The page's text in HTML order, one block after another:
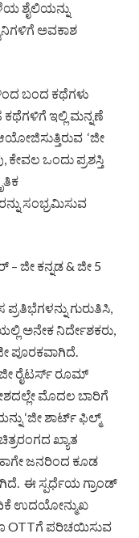
ಶೈಲಿಯನ್ನು
ಅವಕಾಶ
ಬಂದ ಕಥೆಗಳು
ಕಥೆಗಳಿಗೆ ಇಲ್ಲಿ ಮನ್ನಣೆ
‘ಜೀ
ಒಂದು ಪ್ರಶಸ್ತಿ
ಸಂಭ್ರಮಿಸುವ
ಜೀ ಕನ್ನಡ & ಜೀ 5
ಗುರುತಿಸಿ,
ಅನೇಕ ನಿರ್ದೇಶಕರು,
ಪೂರಕವಾಗಿದೆ.
ಜೀ ರೈಟರ್ಸ್ ರೂಮ್
ಮೊದಲ ಬಾರಿಗೆ
‘ಜೀ ಶಾರ್ಟ್ ಫಿಲ್ಮ್
ಖ್ಯಾತ
ಹಾಗೇ ಜನರಿಂದ ಕೂಡ
ಈ ಸ್ಪರ್ಧೆಯ ಗ್ರಾಂಡ್
ಉದಯೋನ್ಮುಖ
OTTಗೆ ಪರಿಚಯಿಸುವ